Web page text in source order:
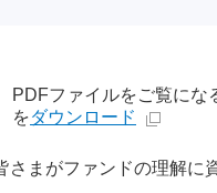
PDFファイルをご覧にな
をダウンロード
さまがファンドの理解に